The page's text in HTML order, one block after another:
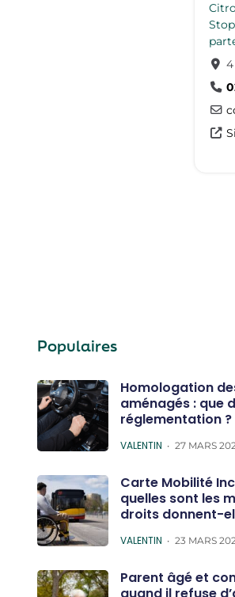
4
Populaires
Homologation
aménagés : que
réglementation ?
POSTED
VALENTIN 27 MARS
Carte Mobilité
quelles sont les
droits donnent-
POSTED
VALENTIN 23 MARS
Parent âgé et
quand il refuse